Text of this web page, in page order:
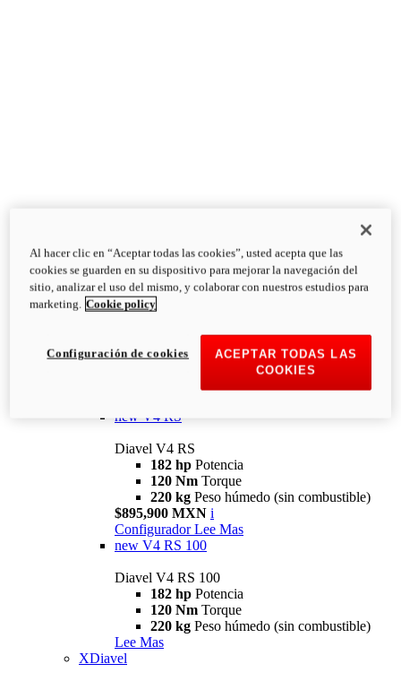
Diavel
V4
Diavel V4
126 NmTorque
223 kg
PESO HÚMEDO SIN
new V4 RS
Diavel V4 RS
182 hp Potencia
120 Nm Torque
220 kg Peso húmedo (sin combustible)
$895,900 MXN i
Configurador Lee Mas
new V4 RS 100
Diavel V4 RS 100
182 hp Potencia
120 Nm Torque
220 kg Peso húmedo (sin combustible)
Lee Mas
XDiavel
Al hacer clic en “Aceptar todas las cookies”, usted acepta que las
cookies se guarden en su dispositivo para mejorar la navegación del
sitio, analizar el uso del mismo, y colaborar con nuestros estudios para
marketing. Cookie policy
ACEPTAR TODAS LAS
COOKIES
Configuración de cookies